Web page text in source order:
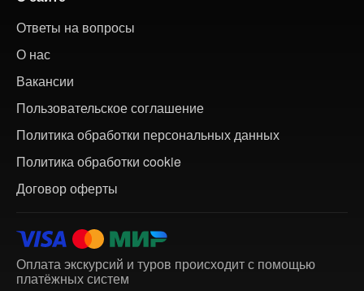
Ответы на вопросы
О нас
Вакансии
Пользовательское соглашение
Политика обработки персональных данных
Политика обработки cookie
Договор оферты
Оплата экскурсий и туров происходит с помощью
платёжных систем